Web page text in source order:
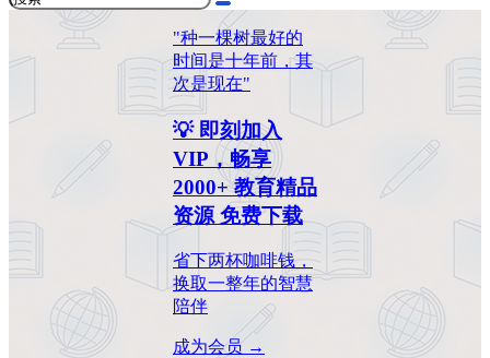
"种一棵树最好的
时间是十年前，其
次是现在"
💡 即刻加入
VIP，畅享
2000+ 教育精品
资源 免费下载
省下两杯咖啡钱，
换取一整年的智慧
陪伴
成为会员 →